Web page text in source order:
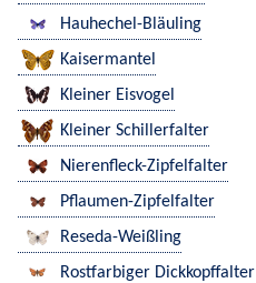
Hauhechel-Bläuling
Kaisermantel
Kleiner Eisvogel
Kleiner Schillerfalter
Nierenfleck-Zipfelfalter
Pflaumen-Zipfelfalter
Reseda-Weißling
Rostfarbiger Dickkopffalter